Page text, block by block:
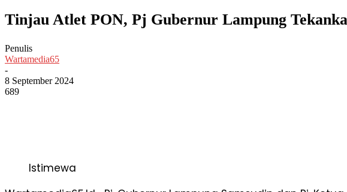
Tinjau Atlet PON, Pj Gubernur Lampung
Penulis
Wartamedia65
-
8 September 2024
689
Istimewa